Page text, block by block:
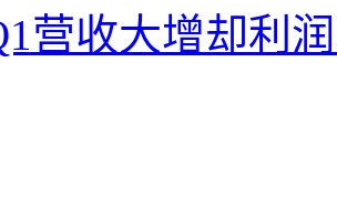
营收大增却利